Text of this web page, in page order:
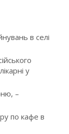
в селі
у
–
по кафе в